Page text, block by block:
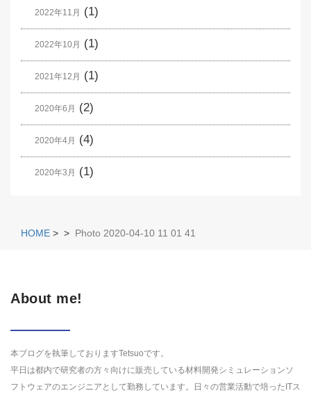
2022年11月 (1)
2022年10月 (1)
2021年12月 (1)
2020年6月 (2)
2020年4月 (4)
2020年3月 (1)
HOME > > Photo 2020-04-10 11 01 41
About me!
本ブログを執筆しておりますTetsuoです。
平日は都内で研究者の方々向けに販売している材料開発シミュレーションソ
フトウェアのエンジニアとして勤務しています。日々の営業活動で培ったITス